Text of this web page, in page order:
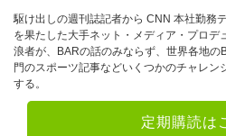
駆け出しの週刊誌記者から CNN 本社勤務
を果たした大手ネット・メディア・プロデ
浪者が、BARの話のみならず、世界各地
門のスポーツ記事などいくつかのチャレン
する。
定期購読は